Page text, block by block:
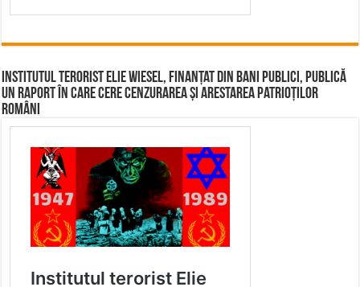
Institutul terorist Elie Wiesel, finanțat din bani publici, publică
un raport în care cere cenzurarea și arestarea patrioților
români